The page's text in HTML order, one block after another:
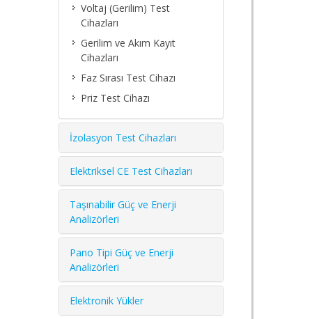
Voltaj (Gerilim) Test
Cihazları
Gerilim ve Akım Kayıt
Cihazları
Faz Sırası Test Cihazı
Priz Test Cihazı
İzolasyon Test Cihazları
Elektriksel CE Test Cihazları
Taşınabilir Güç ve Enerji
Analizörleri
Pano Tipi Güç ve Enerji
Analizörleri
Elektronik Yükler